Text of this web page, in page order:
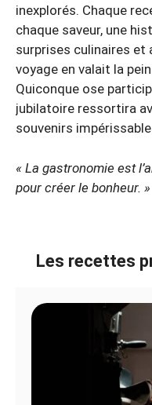
inexplorés. Chaque
chaque saveur, une
surprises culinaires et
voyage en valait la
Quiconque ose
jubilatoire ressortira
souvenirs
« La gastronomie est
pour créer le bonheur.
Les recettes